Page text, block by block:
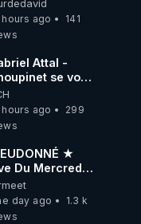
hours ago
141
Attal -
se voit
haut de
hours ago
299
★
Du Mercredi
2026
day ago
1.3 k